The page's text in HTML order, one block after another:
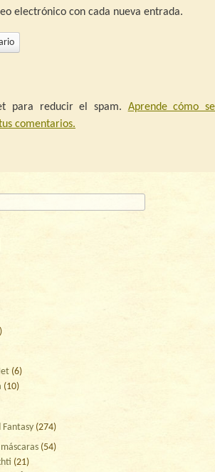
electrónico con cada nueva entrada.
para reducir el spam. Aprende cómo se
comentarios.
(6)
(10)
Fantasy (274)
(54)
(21)